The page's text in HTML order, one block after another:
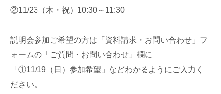
②11/23（木・祝）10:30～11:30
説明会参加ご希望の方は「資料請求・お問い合わせ」フ
ォームの「ご質問・お問い合わせ」欄に
「①11/19（日）参加希望」などわかるようにご入力く
ださい。